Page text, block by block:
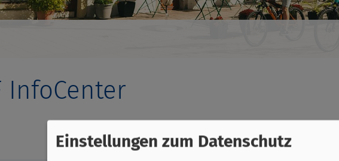
InfoCenter
Einstellungen zum Datenschutz